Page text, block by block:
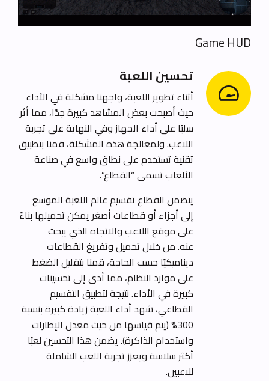
Game HUD
تحسين اللعبة
أثناء تطوير اللعبة، واجهنا مشكلة في الأداء
حيث أصبحت بعض المشاهد كبيرة جدًا، مما أثر
سلبًا على أداء الجهاز وفي النهاية على تجربة
اللاعب. ولمعالجة هذه المشكلة، قمنا بتطبيق
تقنية تستخدم على نطاق واسع في صناعة
الألعاب تسمى “القطاع”.
يتضمن القطاع تقسيم عالم اللعبة الموسع
إلى أجزاء أو قطاعات أصغر يمكن تحميلها بناءً
على موقع اللاعب والاتجاه الذي يبحث
عنه. من خلال تحميل وتفريغ القطاعات
ديناميكيًا حسب الحاجة، قمنا بتقليل الضغط
على موارد النظام، مما أدى إلى تحسينات
كبيرة في الأداء. نتيجة لتطبيق التقسيم
القطاعي، شهد أداء اللعبة زيادة كبيرة بنسبة
300% (يتم قياسها من حيث معدل الإطارات
واستخدام الذاكرة). يضمن هذا التحسين لعبًا
أكثر سلاسة ويعزز تجربة اللعب الشاملة
للاعبين.